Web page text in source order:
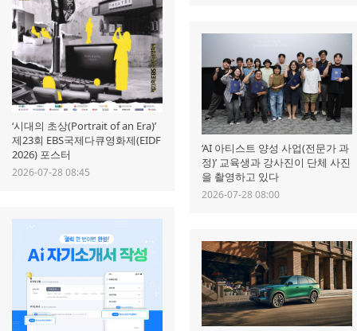
‘시대의 초상(Portrait of an Era)’
제23회 EBS국제다큐영화제(EIDF
2026) 포스터
2026-07-28 08:45
‘AI 아티스트 양성 사업(전문가 과
정)’ 교육생과 강사진이 단체 사진
을 촬영하고 있다
2026-07-28 08:00